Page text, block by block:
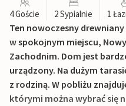
4 Goście 2 Sypialnie 1
Ten nowoczesny
w spokojnym miejscu,
Zachodnim. Dom jest
urządzony. Na dużym
z rodziną. W pobliżu
którymi można wybrać się